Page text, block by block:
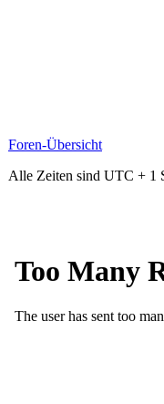
Foren-Übersicht
Alle Zeiten sind UTC + 1